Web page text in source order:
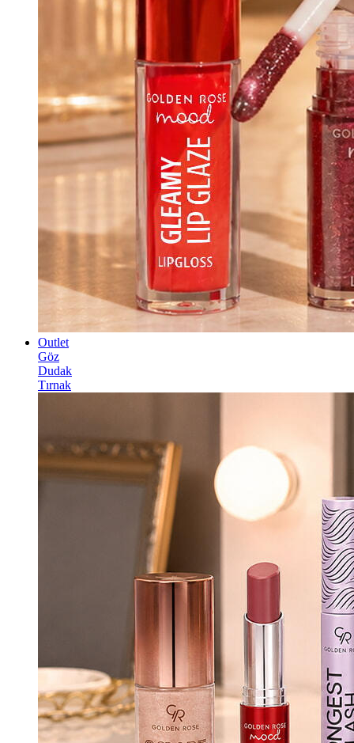
Outlet
Göz
Dudak
Tırnak